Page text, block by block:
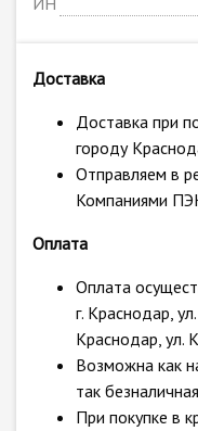
Доставка
Доставка при
городу
Отправляем в
Компаниями
Оплата
Оплата
г. Краснодар,
Краснодар, ул.
Возможна как
так
При покупке в